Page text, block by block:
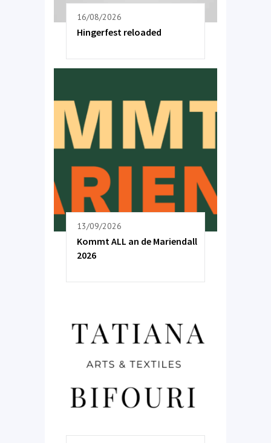
16/08/2026
Hingerfest reloaded
13/09/2026
Kommt ALL an de Mariendall
2026